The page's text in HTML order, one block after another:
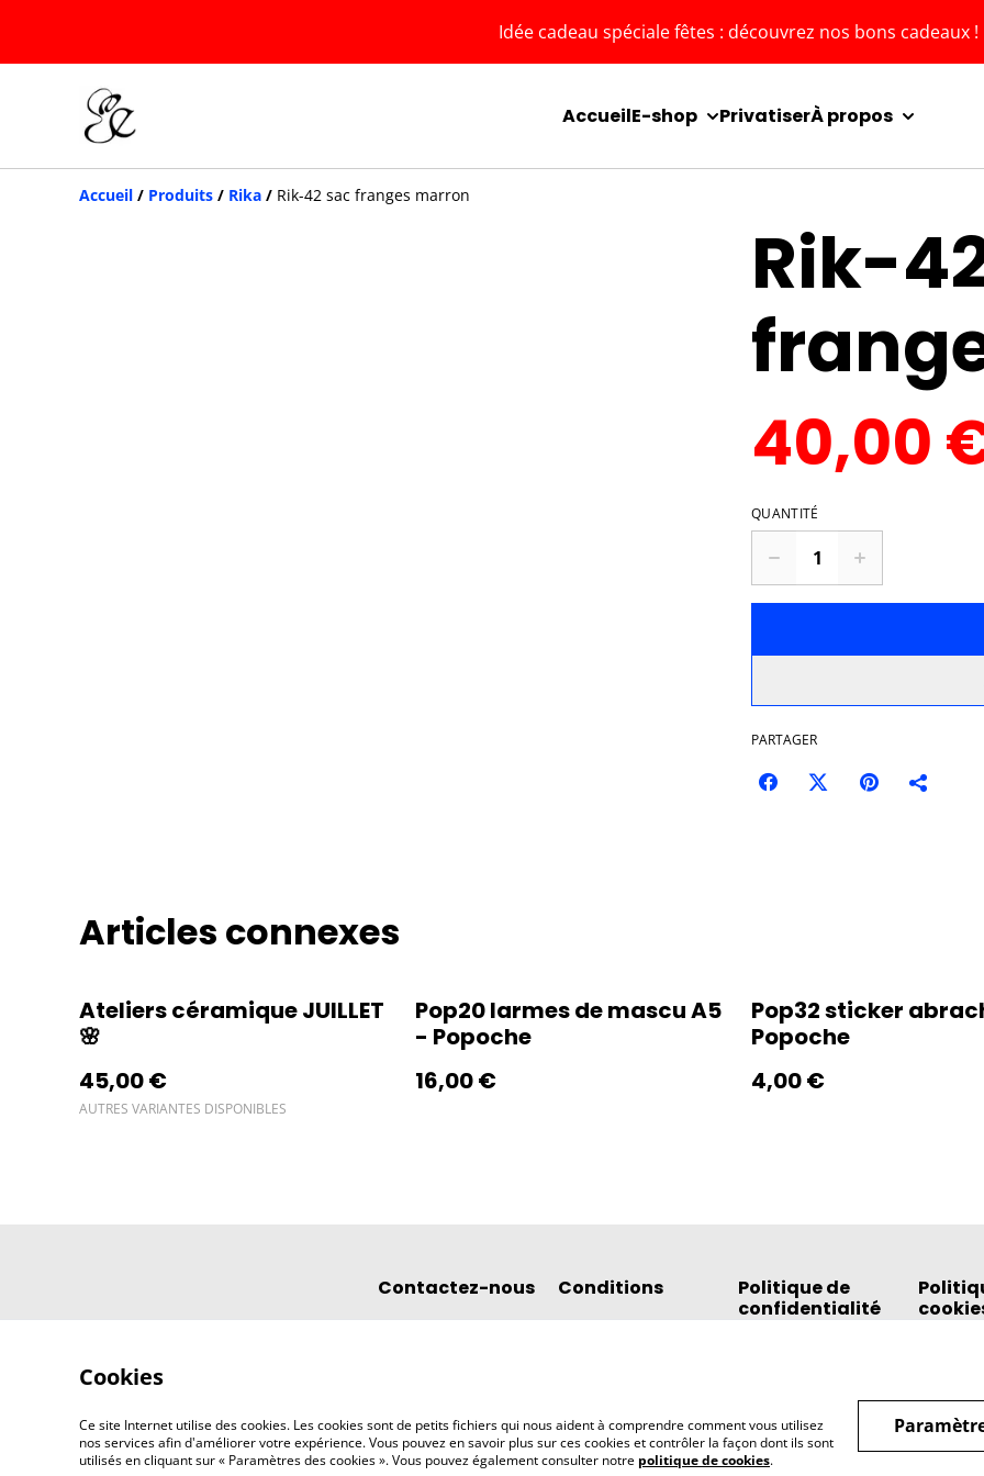
Idée cadeau spéciale fêtes : découvrez nos bons cadeaux !
AccueilE-shop PrivatiserÀ propos
Accueil / Produits / Rika / Rik-42 sac franges marron
Rik-
40,00
QUANTITÉ
PARTAGER
Articles connexes
Ateliers céramique JUILLET
🌸
45,00 €
AUTRES VARIANTES DISPONIBLES
Pop20 larmes de mascu A5
- Popoche
16,00 €
Pop32 sticker
Popoche
4,00 €
Contactez-nous Conditions
Politique de
confidentialité
©2026 l'éclipse
Cookies
Ce site Internet utilise des cookies. Les cookies sont de petits fichiers qui nous aident à comprendre comment vous utilisez
nos services afin d'améliorer votre expérience. Vous pouvez en savoir plus sur ces cookies et contrôler la façon dont ils sont
utilisés en cliquant sur « Paramètres des cookies ». Vous pouvez également consulter notre politique de cookies.